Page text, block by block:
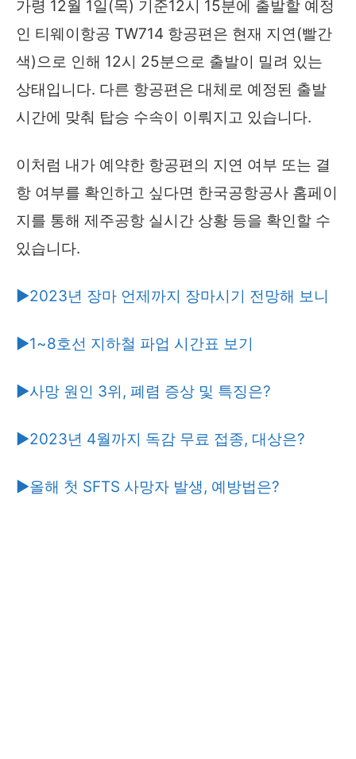
가령 12월 1일(목) 기준12시 15분에 출발할 예정
인 티웨이항공 TW714 항공편은 현재 지연(빨간
색)으로 인해 12시 25분으로 출발이 밀려 있는
상태입니다. 다른 항공편은 대체로 예정된 출발
시간에 맞춰 탑승 수속이 이뤄지고 있습니다.
이처럼 내가 예약한 항공편의 지연 여부 또는 결
항 여부를 확인하고 싶다면 한국공항공사 홈페이
지를 통해 제주공항 실시간 상황 등을 확인할 수
있습니다.
▶2023년 장마 언제까지 장마시기 전망해 보니
▶1~8호선 지하철 파업 시간표 보기
▶사망 원인 3위, 폐렴 증상 및 특징은?
▶2023년 4월까지 독감 무료 접종, 대상은?
▶올해 첫 SFTS 사망자 발생, 예방법은?